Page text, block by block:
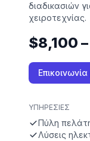
διαδικασιών
χειροτεχνίας.
$8,100
ΥΠΗΡΕΣΊΕΣ
Πύλη
Λύσεις